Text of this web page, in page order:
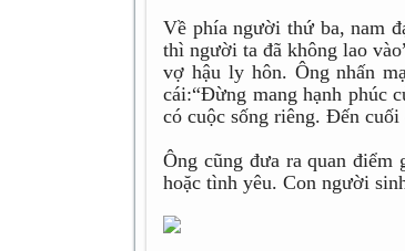
Về phía người thứ ba, nam
thì người ta đã không lao
vợ hậu ly hôn. Ông nhấn
cái:“Đừng mang hạnh phúc
có cuộc sống riêng. Đến
Ông cũng đưa ra quan
hoặc tình yêu. Con người